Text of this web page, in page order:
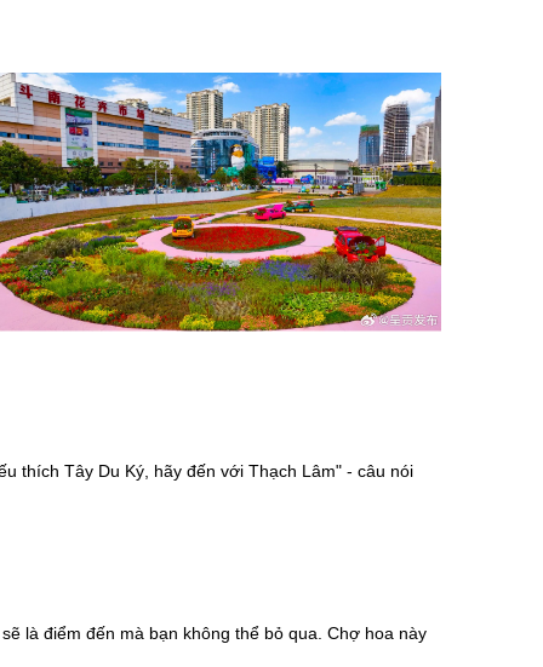
thích Tây Du Ký, hãy đến với Thạch Lâm" - câu nói
là điểm đến mà bạn không thể bỏ qua. Chợ hoa này